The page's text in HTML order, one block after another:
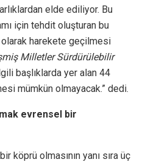
elde ediliyor. Bu
için tehdit oluşturan bu
olarak harekete geçilmesi
Milletler Sürdürülebilir
başlıklarda yer alan 44
mümkün olmayacak.” dedi.
evrensel bir
köprü olmasının yanı sıra üç